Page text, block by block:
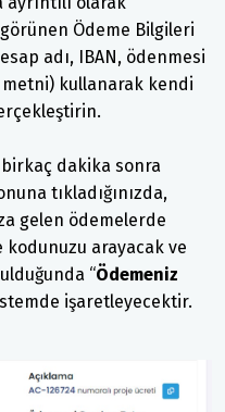
Ödeme Bilgileri
adı, IBAN, ödenmesi
kullanarak kendi
dakika sonra
tıkladığınızda,
gelen ödemelerde
kodunuzu arayacak ve
“Ödemeniz
işaretleyecektir.